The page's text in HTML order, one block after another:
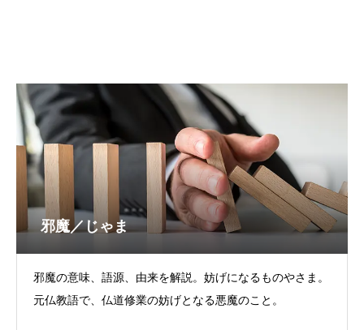
邪魔／じゃま
邪魔の意味、語源、由来を解説。妨げになるものやさま。
元仏教語で、仏道修業の妨げとなる悪魔のこと。